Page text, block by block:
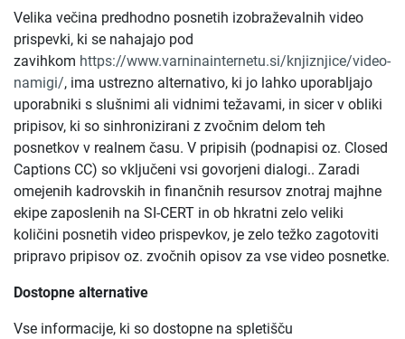
Velika večina predhodno posnetih izobraževalnih video
prispevki, ki se nahajajo pod
zavihkom https://www.varninainternetu.si/knjiznjice/video-
namigi/, ima ustrezno alternativo, ki jo lahko uporabljajo
uporabniki s slušnimi ali vidnimi težavami, in sicer v obliki
pripisov, ki so sinhronizirani z zvočnim delom teh
posnetkov v realnem času. V pripisih (podnapisi oz. Closed
Captions CC) so vključeni vsi govorjeni dialogi.. Zaradi
omejenih kadrovskih in finančnih resursov znotraj majhne
ekipe zaposlenih na SI-CERT in ob hkratni zelo veliki
količini posnetih video prispevkov, je zelo težko zagotoviti
pripravo pripisov oz. zvočnih opisov za vse video posnetke.
Dostopne alternative
Vse informacije, ki so dostopne na spletišču